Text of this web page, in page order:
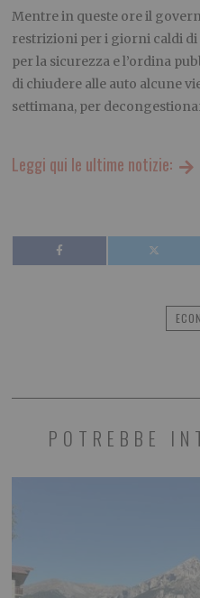
Mentre in queste ore il
restrizioni per i giorni caldi
per la sicurezza e l’ordina
di chiudere alle auto alcune
settimana, per
Leggi qui le ultime notizie:
POTREBBE